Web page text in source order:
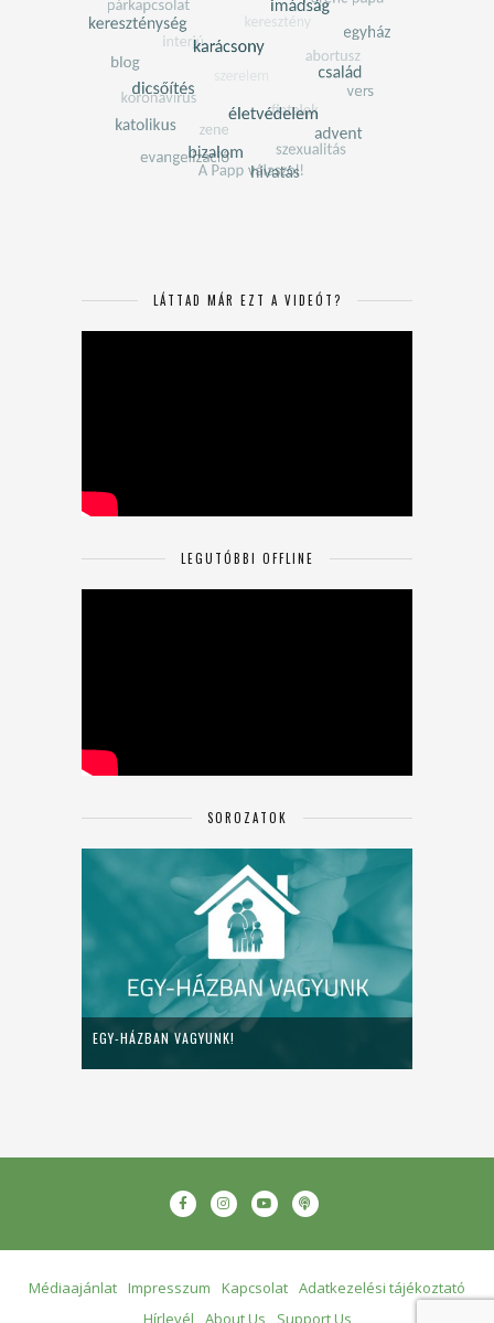
LÁTTAD MÁR EZT A VIDEÓT?
LEGUTÓBBI OFFLINE
SOROZATOK
EGY-HÁZBAN VAGYUNK!
Médiaajánlat Impresszum Kapcsolat Adatkezelési tájékoztató
Hírlevél
About Us Support Us